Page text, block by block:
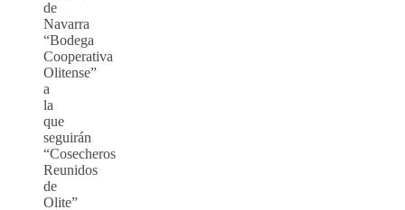
de
Navarra
“Bodega
Cooperativa
Olitense”
a
la
que
seguirán
“Cosecheros
Reunidos
de
Olite”